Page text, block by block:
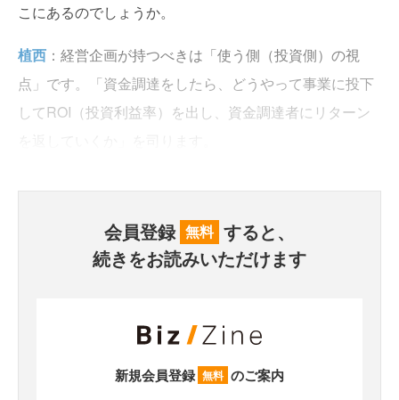
こにあるのでしょうか。
植西 ：経営企画が持つべきは「使う側（投資側）の視
点」です。「資金調達をしたら、どうやって事業に投下
してROI（投資利益率）を出し、資金調達者にリターン
会員登録 無料 すると、
続きをお読みいただけます
新規会員登録 無料 のご案内